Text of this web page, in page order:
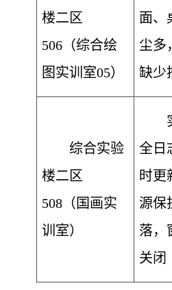
楼二区
506（综合绘
图实训室05）
面、
尘多
缺少
综合实验
楼二区
508（国画实
训室）
全日
时更
源保
落，
关闭